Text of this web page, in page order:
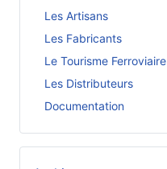
Les Artisans
Les Fabricants
Le Tourisme Ferroviaire
Les Distributeurs
Documentation